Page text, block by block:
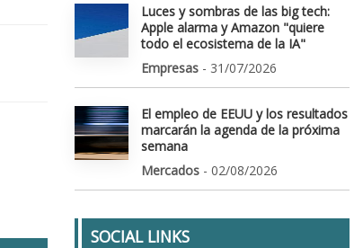
Luces y sombras de las big tech:
Apple alarma y Amazon "quiere
todo el ecosistema de la IA"
Empresas - 31/07/2026
El empleo de EEUU y los resultados
marcarán la agenda de la próxima
semana
Mercados - 02/08/2026
SOCIAL LINKS